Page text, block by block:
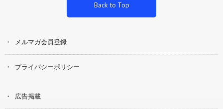
Back to Top
メルマガ会員登録
プライバシーポリシー
広告掲載